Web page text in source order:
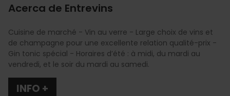
Acerca de Entrevins
Cuisine de marché - Vin au verre - Large choix de vins et
de champagne pour une excellente relation qualité-prix -
Gin tonic spécial - Horaires d’été : à midi, du mardi au
vendredi, et le soir du mardi au samedi.
INFO +